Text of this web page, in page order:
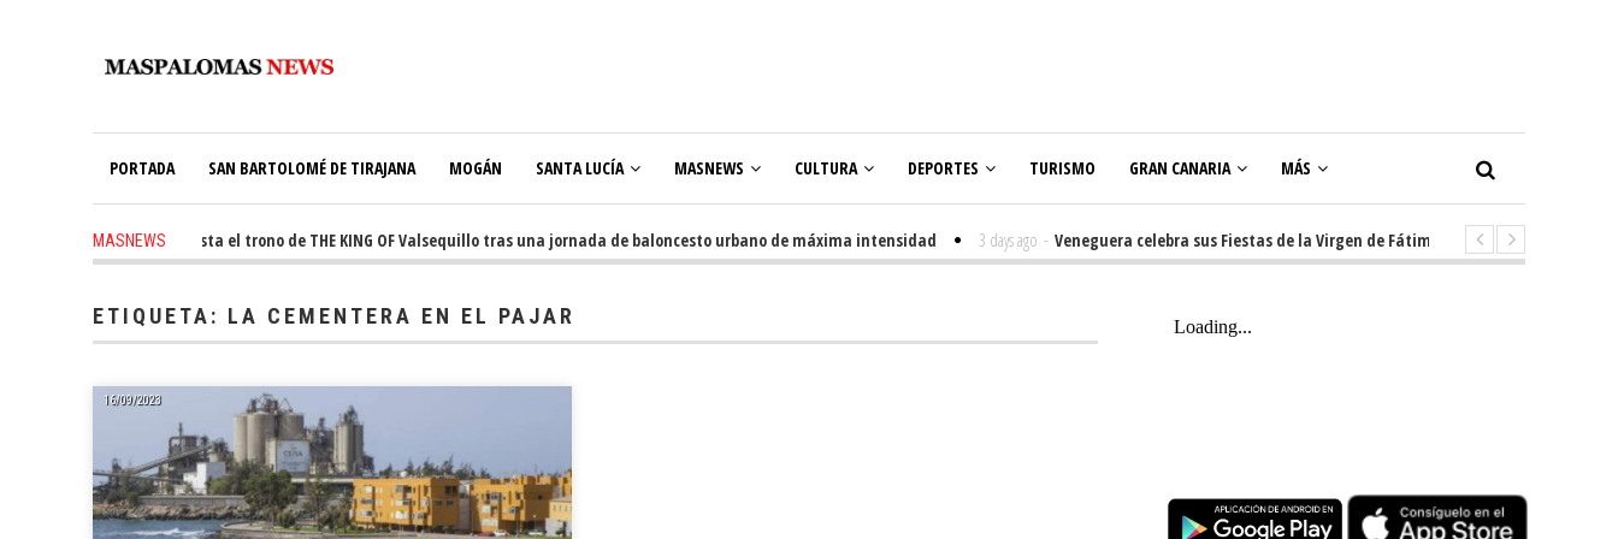
PORTADA SAN BARTOLOMÉ DE TIRAJANA MOGÁN SANTA LUCÍA MASNEWS CULTURA DEPORTES TURISMO GRAN CANARIA MÁS
MASNEWS
Ale Martín conquista el trono de THE KING OF Valsequillo tras una jornada de baloncesto urbano de máxima intensidad 3 days ago - Veneguera celebra sus Fiestas de la Virgen de Fátima con diez días de tradición,
ETIQUETA: LA CEMENTERA EN EL PAJAR
16/09/2023